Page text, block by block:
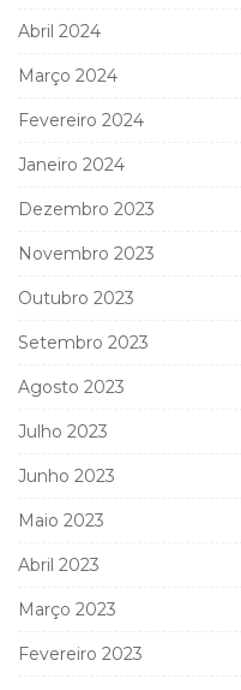
Abril 2024
Março 2024
Fevereiro 2024
Janeiro 2024
Dezembro 2023
Novembro 2023
Outubro 2023
Setembro 2023
Agosto 2023
Julho 2023
Junho 2023
Maio 2023
Abril 2023
Março 2023
Fevereiro 2023